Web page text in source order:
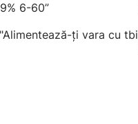
6-60”
ți vara cu tbi